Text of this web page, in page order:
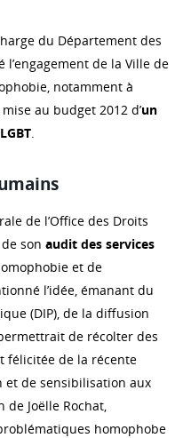
du Département des
de la Ville de
notamment à
au budget 2012 d’un
.
de l’Office des Droits
son audit des services
et de
l’idée, émanant du
(DIP), de la diffusion
de récolter des
félicitée de la récente
et de sensibilisation aux
de Joëlle Rochat,
homophobe